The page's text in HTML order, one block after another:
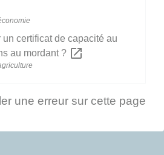
certificat de capacité au
au mordant ? open_in_new
une erreur sur cette page